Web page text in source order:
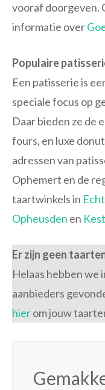
vooraf doorgeven.
informatie over
Populaire
Een patisserie is
speciale focus op
Daar bieden ze de
fours, en luxe
adressen van
Ophemert en de
taartwinkels in
Opheusden en
Er zijn geen
Helaas hebben we
aanbieders
hierom jouw